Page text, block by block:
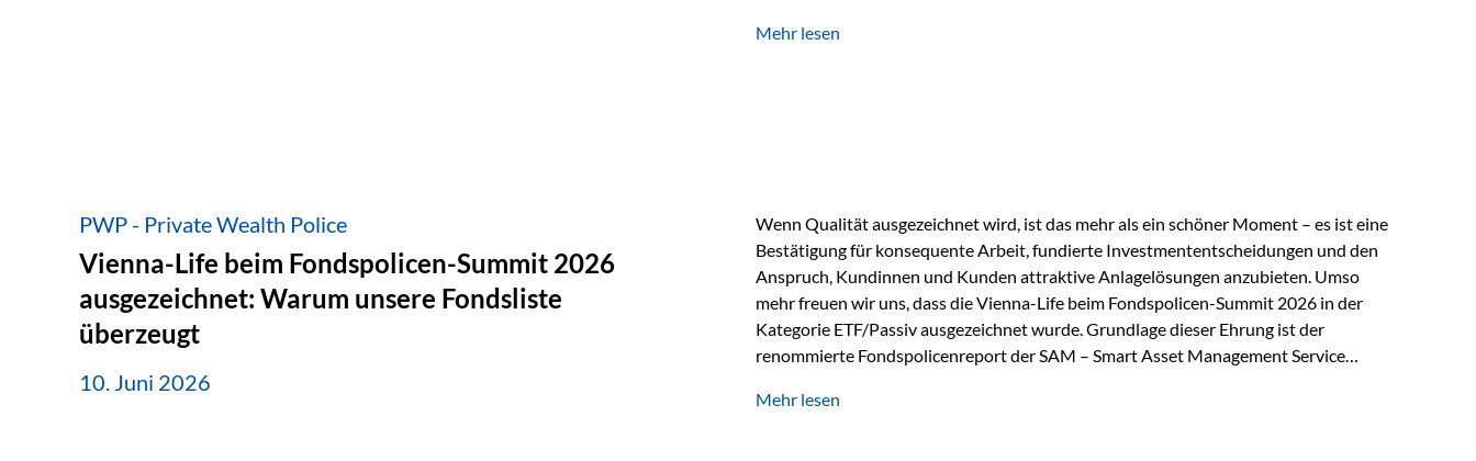
Eigenschaft macht es für zahlreiche Zukunftstechnologien praktisch unverzichtbar.
Mehr lesen
PWP - Private Wealth Police
Vienna-Life beim Fondspolicen-Summit 2026
ausgezeichnet: Warum unsere Fondsliste
überzeugt
10. Juni 2026
Wenn Qualität ausgezeichnet wird, ist das mehr als ein schöner Moment – es ist eine
Bestätigung für konsequente Arbeit, fundierte Investmententscheidungen und den
Anspruch, Kundinnen und Kunden attraktive Anlagelösungen anzubieten. Umso
mehr freuen wir uns, dass die Vienna-Life beim Fondspolicen-Summit 2026 in der
Kategorie ETF/Passiv ausgezeichnet wurde. Grundlage dieser Ehrung ist der
renommierte Fondspolicenreport der SAM – Smart Asset Management Service
und verglichen wurden. Das Ergebnis: Die ETF-Auswahl der Vienna-Life zählt zu den
Mehr lesen